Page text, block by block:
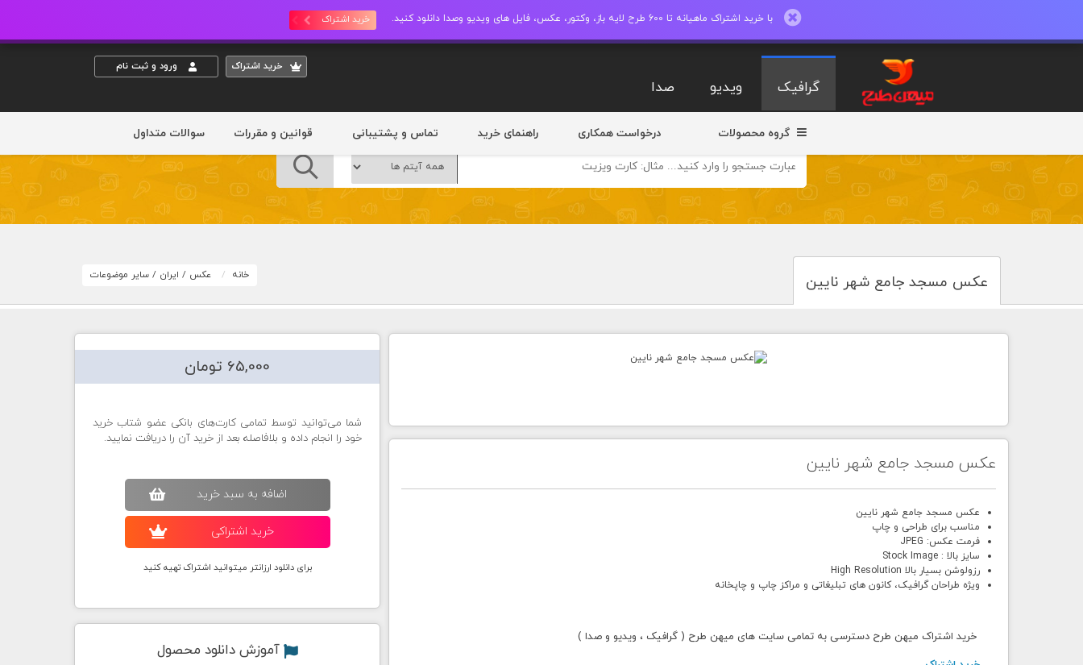
با خرید اشتراک ماهیانه تا 600 طرح لایه باز، وکتور، عکس، فایل های ویدیو وصدا دانلود کنید. خرید اشتراک
خريد اشتراک ورود و ثبت نام
گرافیک ویدیو صدا
گروه محصولات درخواست همکاری راهنمای خرید تماس و پشتیبانی قوانین و مقررات سوالات متداول
عکس مسجد جامع شهر نایین خانه عکس / ایران / سایر موضوعات
عکس مسجد جامع شهر نایین
عکس مسجد جامع شهر نایین
مناسب برای طراحی و چاپ
فرمت عکس: JPEG
سایز بالا : Stock Image
رزولوشن بسیار بالا High Resolution
ویژه طراحان گرافیک، کانون های تبلیغاتی و مراکز چاپ و چاپخانه
خرید اشتراک میهن طرح دسترسی به تمامی سایت های میهن طرح ( گرافیک ، ویدیو و صدا )
65,000 تومان
شما می‌توانید توسط تمامی کارت‌های بانکی عضو شتاب خرید
خود را انجام داده و بلافاصله بعد از خرید آن را دریافت نمایید.
اضافه به سبد خريد
خريد اشتراکی
برای دانلود ارزانتر میتوانید اشتراک تهیه کنید
آموزش دانلود محصول